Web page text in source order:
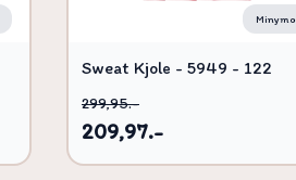
Minymo
Sweat Kjole - 5949 - 122
299,95.-
209,97.-